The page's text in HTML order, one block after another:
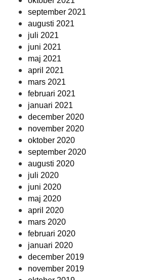
september 2021
augusti 2021
juli 2021
juni 2021
maj 2021
april 2021
mars 2021
februari 2021
januari 2021
december 2020
november 2020
oktober 2020
september 2020
augusti 2020
juli 2020
juni 2020
maj 2020
april 2020
mars 2020
februari 2020
januari 2020
december 2019
november 2019